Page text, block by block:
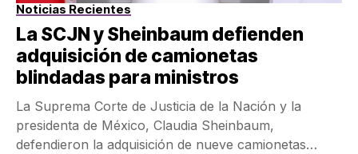
Noticias Recientes
La SCJN y Sheinbaum defienden
adquisición de camionetas
blindadas para ministros
La Suprema Corte de Justicia de la Nación y la
presidenta de México, Claudia Sheinbaum,
defendieron la adquisición de nueve camionetas